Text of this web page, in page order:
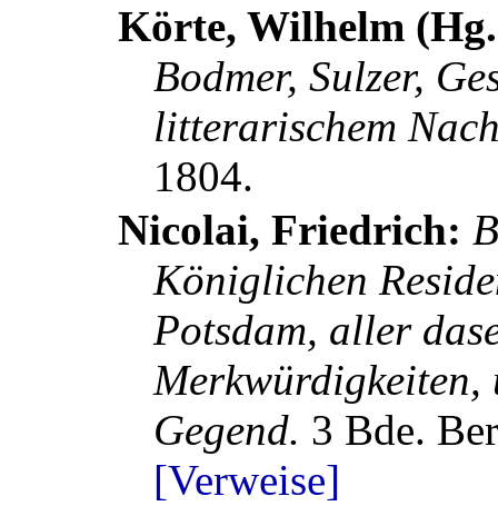
Körte, Wilhelm
Bodmer, Sulzer,
litterarischem
1804.
Nicolai, Friedrich:
Königlichen
Potsdam, aller
Merkwürdigkeiten,
Gegend. 3 Bde.
[Verweise]